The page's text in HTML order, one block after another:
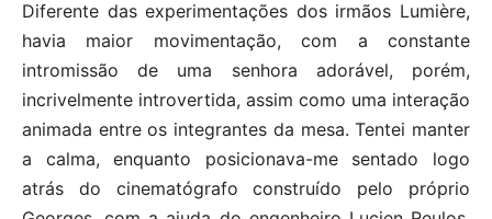
Diferente das experimentações dos irmãos Lumière,
havia maior movimentação, com a constante
intromissão de uma senhora adorável, porém,
incrivelmente introvertida, assim como uma interação
animada entre os integrantes da mesa. Tentei manter
a calma, enquanto posicionava-me sentado logo
atrás do cinematógrafo construído pelo próprio